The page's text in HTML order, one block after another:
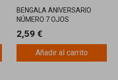
BENGALA ANIVERSARIO
NÚMERO 7 OJOS
2,59 €
Añadir al carrito